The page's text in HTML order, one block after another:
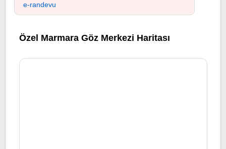
e-randevu
Özel Marmara Göz Merkezi Haritası